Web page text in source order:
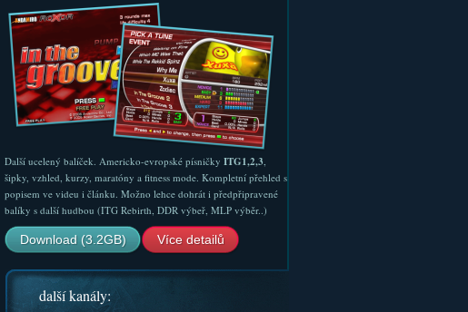
Další ucelený balíček. Americko-evropské písničky ITG1,2,3,
šipky, vzhled, kurzy, maratóny a fitness mode. Kompletní přehled s
popisem ve videu i článku. Možno lehce dohrát i předpřipravené
balíky s další hudbou (ITG Rebirth, DDR výbeř, MLP výběr..)
Download (3.2GB) Více detailů
další kanály: